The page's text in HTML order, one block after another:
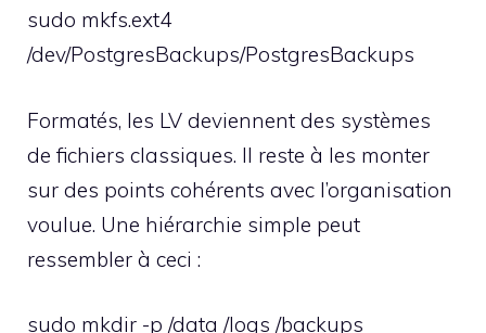
sudo mkfs.ext4
/dev/PostgresBackups/PostgresBackups
Formatés, les LV deviennent des systèmes
de fichiers classiques. Il reste à les monter
sur des points cohérents avec l’organisation
voulue. Une hiérarchie simple peut
ressembler à ceci :
sudo mkdir -p /data /logs /backups